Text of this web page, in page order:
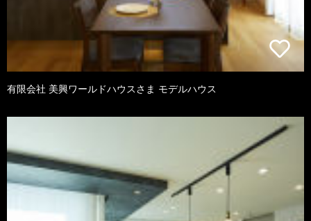
有限会社 美興ワールドハウスさま モデルハウス